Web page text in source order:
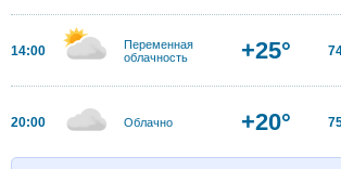
14:00
Переменная
облачность
+25°
20:00 Облачно +20°